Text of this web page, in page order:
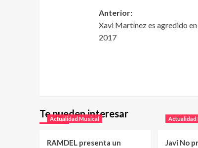
Anterior:
Xavi Martínez es agredido
2017
Te pueden interesar
Actualidad Musical
RAMDEL presenta un
Actualidad
Javi No